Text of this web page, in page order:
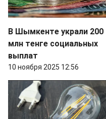
В Шымкенте украли 200
млн тенге социальных
выплат
10 ноября 2025 12:56